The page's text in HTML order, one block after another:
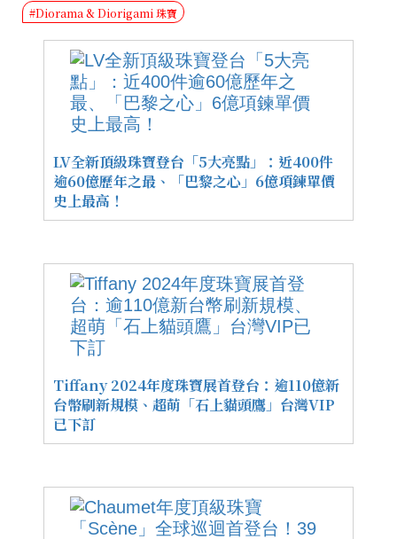
#Diorama & Diorigami 珠寶
LV全新頂級珠寶登台「5大亮點」：近400件
逾60億歷年之最、「巴黎之心」6億項鍊單價
史上最高！
Tiffany 2024年度珠寶展首登台：逾110億新
台幣刷新規模、超萌「石上貓頭鷹」台灣VIP
已下訂